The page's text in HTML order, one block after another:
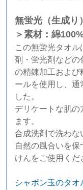
無蛍光（生成り
＞素材：綿
この無蛍光タオ
剤・蛍光剤などの
の精錬加工および
ールを使用し、通
した。
デリケートな肌の
ます。
合成洗剤で洗わな
自然の風合いを
けんをご使用くだ
シャボン玉のタ